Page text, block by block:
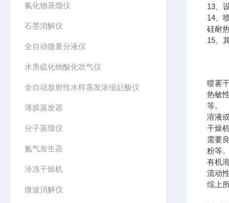
氟化物蒸馏仪
石墨消解仪
全自动微量分液仪
水质硫化物酸化吹气仪
全自动放射性水样蒸发浓缩赶酸仪
薄膜蒸发器
分子蒸馏仪
氮气发生器
冷冻干燥机
微波消解仪
13、
14、
硅耐
15、
喷雾
热敏
等。
溶液
干燥
需要
粉等
有机
流动
综上